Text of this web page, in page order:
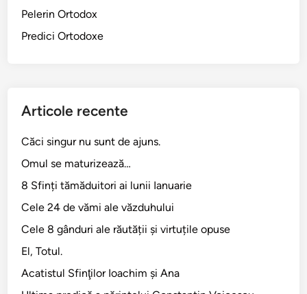
Pelerin Ortodox
Predici Ortodoxe
Articole recente
Căci singur nu sunt de ajuns.
Omul se maturizează…
8 Sfinți tămăduitori ai lunii Ianuarie
Cele 24 de vămi ale văzduhului
Cele 8 gânduri ale răutății și virtuțile opuse
El, Totul.
Acatistul Sfinţilor Ioachim şi Ana